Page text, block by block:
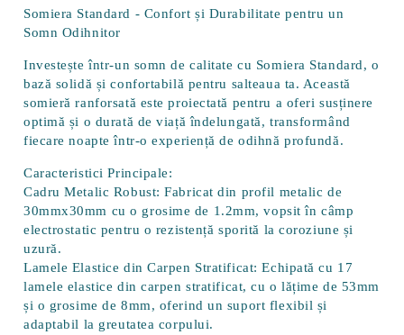
Somiera Standard - Confort și Durabilitate pentru un
Somn Odihnitor
Investește într-un somn de calitate cu Somiera Standard, o
bază solidă și confortabilă pentru salteaua ta. Această
somieră ranforsată este proiectată pentru a oferi susținere
optimă și o durată de viață îndelungată, transformând
fiecare noapte într-o experiență de odihnă profundă.
Caracteristici Principale:
Cadru Metalic Robust: Fabricat din profil metalic de
30mmx30mm cu o grosime de 1.2mm, vopsit în câmp
electrostatic pentru o rezistență sporită la coroziune și
uzură.
Lamele Elastice din Carpen Stratificat: Echipată cu 17
lamele elastice din carpen stratificat, cu o lățime de 53mm
și o grosime de 8mm, oferind un suport flexibil și
adaptabil la greutatea corpului.